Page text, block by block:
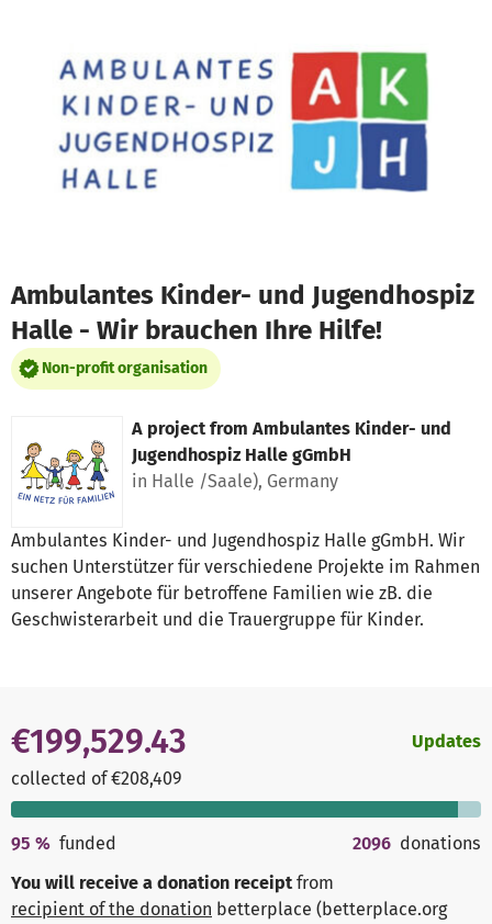
Ambulantes Kinder- und Jugendhospiz
Halle - Wir brauchen Ihre Hilfe!
Non-profit organisation
A project from Ambulantes Kinder- und
Jugendhospiz Halle gGmbH
in Halle /Saale), Germany
Ambulantes Kinder- und Jugendhospiz Halle gGmbH. Wir
suchen Unterstützer für verschiedene Projekte im Rahmen
unserer Angebote für betroffene Familien wie zB. die
Geschwisterarbeit und die Trauergruppe für Kinder.
€199,529.43
collected of €208,409
Updates
95 % funded 2096 donations
You will receive a donation receipt from
recipient of the donation betterplace (betterplace.org